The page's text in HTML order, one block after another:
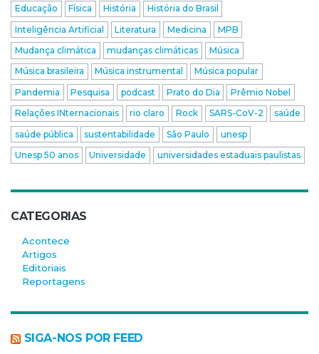
Educação
Física História
História do Brasil
Inteligência Artificial
Literatura Medicina
MPB
Mudança climática
mudanças climáticas
Música
Música brasileira
Música instrumental
Música popular
Pandemia
Pesquisa podcast Prato do Dia
Prêmio Nobel
Relações INternacionais
rio claro Rock SARS-CoV-2
saúde
saúde pública
sustentabilidade São Paulo
unesp
Unesp 50 anos
Universidade universidades estaduais paulistas
CATEGORIAS
Acontece
Artigos
Editoriais
Reportagens
SIGA-NOS POR FEED